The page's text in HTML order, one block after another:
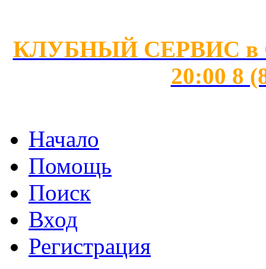
КЛУБНЫЙ СЕРВИС в
20:00 8
Начало
Помощь
Поиск
Вход
Регистрация